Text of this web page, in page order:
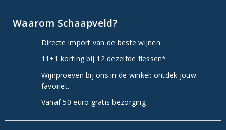
Waarom Schaapveld?
Directe import van de beste wijnen.
11+1 korting bij 12 dezelfde flessen*
Wijnproeven bij ons in de winkel: ontdek jouw
favoriet.
Vanaf 50 euro gratis bezorging